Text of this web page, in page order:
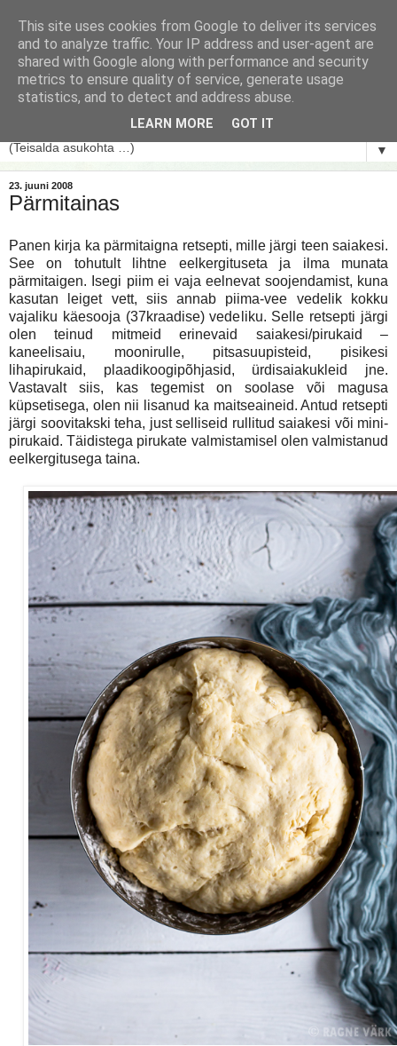
▼
23. juuni 2008
Pärmitainas
Panen kirja ka pärmitaigna retsepti, mille järgi teen saiakesi.
See on tohutult lihtne eelkergituseta ja ilma munata
pärmitaigen. Isegi piim ei vaja eelnevat soojendamist, kuna
kasutan leiget vett, siis annab piima-vee vedelik kokku
vajaliku käesooja (37kraadise) vedeliku. Selle retsepti järgi
olen teinud mitmeid erinevaid saiakesi/pirukaid –
kaneelisaiu, moonirulle, pitsasuupisteid, pisikesi
lihapirukaid, plaadikoogipõhjasid, ürdisaiakukleid jne.
Vastavalt siis, kas tegemist on soolase või magusa
küpsetisega, olen nii lisanud ka maitseaineid. Antud retsepti
järgi soovitakski teha, just selliseid rullitud saiakesi või mini-
pirukaid. Täidistega pirukate valmistamisel olen valmistanud
eelkergitusega taina.
This site uses cookies from Google to deliver its services
and to analyze traffic. Your IP address and user-agent are
shared with Google along with performance and security
metrics to ensure quality of service, generate usage
statistics, and to detect and address abuse.
LEARN MORE GOT IT